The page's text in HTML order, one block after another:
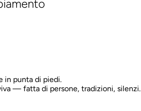
in punta di piedi.
— fatta di persone, tradizioni, silenzi.